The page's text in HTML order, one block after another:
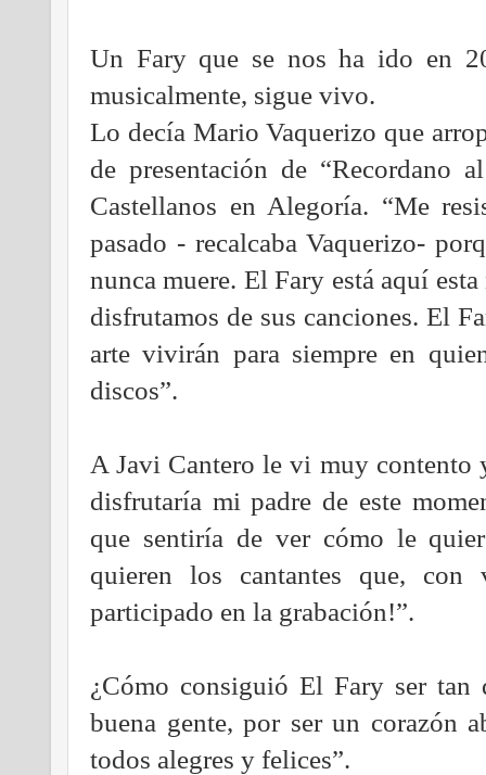
Un Fary que se nos ha ido en
musicalmente, sigue vivo.
Lo decía Mario Vaquerizo que
de presentación de “Recordano
Castellanos en Alegoría. “Me
pasado - recalcaba Vaquerizo-
nunca muere. El Fary está aquí
disfrutamos de sus canciones. El
arte vivirán para siempre en
discos”.
A Javi Cantero le vi muy contento
disfrutaría mi padre de este
que sentiría de ver cómo le
quieren los cantantes que, con
participado en la grabación!”.
¿Cómo consiguió El Fary ser tan
buena gente, por ser un corazón
todos alegres y felices”.